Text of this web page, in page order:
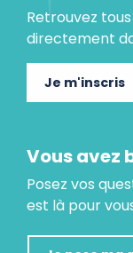
Retrouvez
directement
Je m'inscris
Vous avez
Posez vos
est là pour